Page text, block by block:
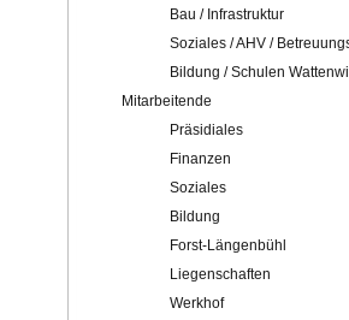
Bau / Infrastruktur
Soziales / AHV /
Bildung / Schulen
Mitarbeitende
Präsidiales
Finanzen
Soziales
Bildung
Forst-Längenbühl
Liegenschaften
Werkhof